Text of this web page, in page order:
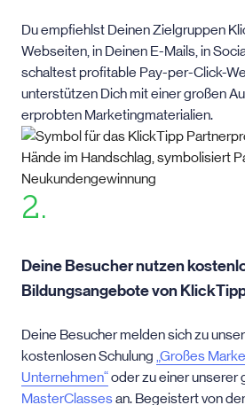
Du empfiehlst Deinen Zielgruppen
Webseiten, in Deinen E-Mails, in
schaltest profitable Pay-per-Click-
unterstützen Dich mit einer großen
erprobten Marketingmaterialien.
2.
Deine Besucher nutzen
Bildungsangebote von
Deine Besucher melden sich zu
kostenlosen Schulung „Großes
Unternehmen“oder zu einer unserer
MasterClassesan. Begeistert von